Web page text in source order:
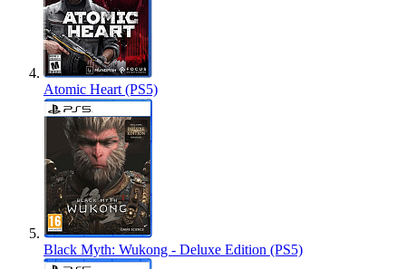
Atomic Heart (PS5)
Black Myth: Wukong - Deluxe Edition (PS5)